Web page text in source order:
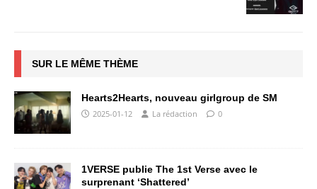
SUR LE MÊME THÈME
Hearts2Hearts, nouveau girlgroup de SM
2025-01-12 La rédaction 0
1VERSE publie The 1st Verse avec le
surprenant ‘Shattered’